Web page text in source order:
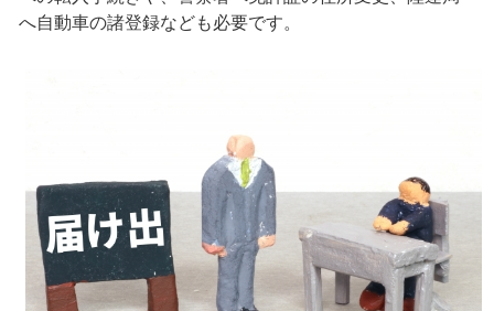
へ自動車の諸登録なども必要です。